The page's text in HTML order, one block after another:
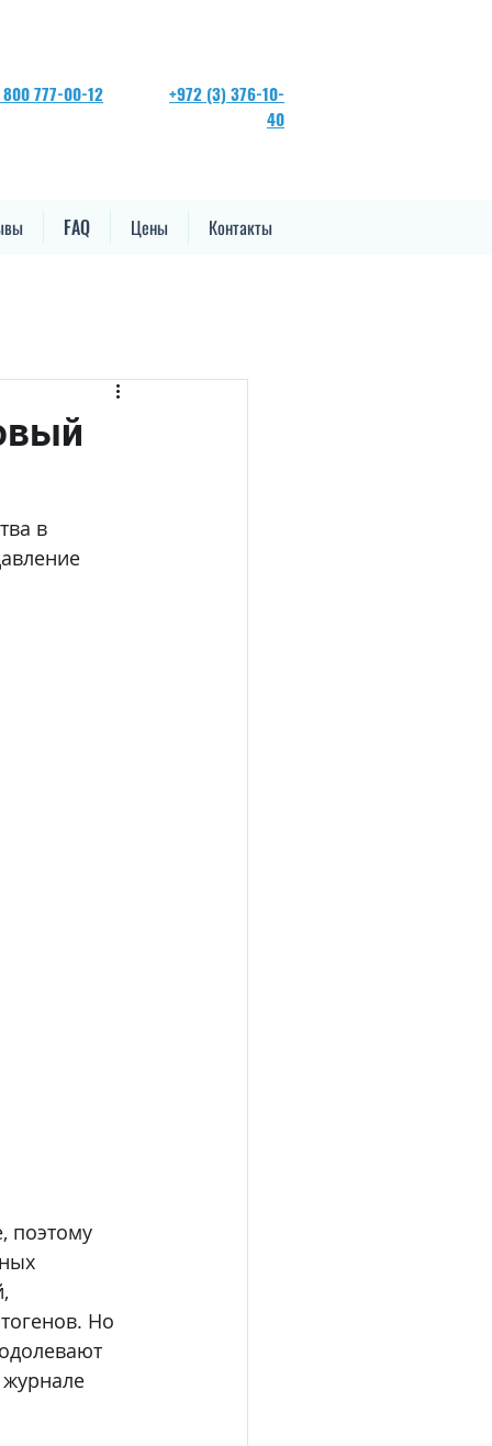
777-00-12
+972 (3) 376-10-
40
FAQ Цены Контакты
в
поэтому
Но